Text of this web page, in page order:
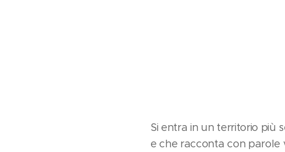
Si entra in un territorio più
e che racconta con